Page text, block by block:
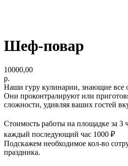
Шеф-повар
10000,00
р.
Наши гуру кулинарии, знающие все
Они проконтралируют или
сложности, удивляя ваших гостей
Стоимость работы на площадке за 3
каждый последующий час 1000 ₽
Подскажем необходимое кол-во
праздника.